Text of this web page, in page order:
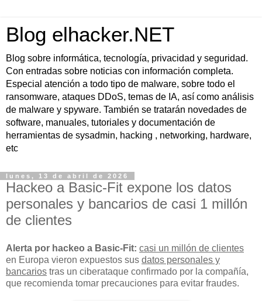
Blog elhacker.NET
Blog sobre informática, tecnología, privacidad y seguridad.
Con entradas sobre noticias con información completa.
Especial atención a todo tipo de malware, sobre todo el
ransomware, ataques DDoS, temas de IA, así como análisis
de malware y spyware. También se tratarán novedades de
software, manuales, tutoriales y documentación de
herramientas de sysadmin, hacking , networking, hardware,
etc
lunes, 13 de abril de 2026
Hackeo a Basic-Fit expone los datos
personales y bancarios de casi 1 millón
de clientes
Alerta por hackeo a Basic-Fit: casi un millón de clientes
en Europa vieron expuestos sus datos personales y
bancarios tras un ciberataque confirmado por la compañía,
que recomienda tomar precauciones para evitar fraudes.